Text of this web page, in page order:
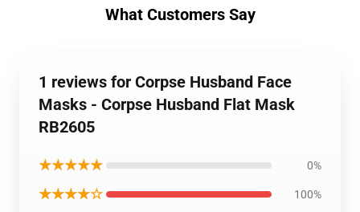
What Customers Say
1 reviews for Corpse Husband Face
Masks - Corpse Husband Flat Mask
RB2605
★★★★★ 0%
★★★★☆ 100%